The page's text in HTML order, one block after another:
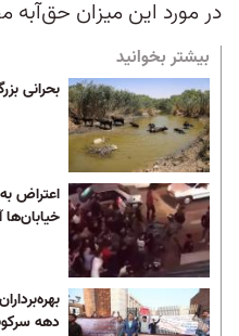
در مورد این میزان حق‌آبه
بیشتر بخوانید
بحرانی
اعتراض
خیابان‌ها
دهه